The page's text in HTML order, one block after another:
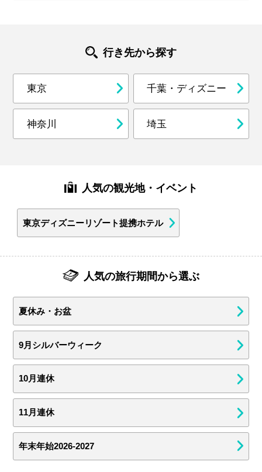
行き先から探す
東京 千葉・ディズニー
神奈川 埼玉
人気の観光地・イベント
東京ディズニーリゾート提携ホテル
人気の旅行期間から選ぶ
夏休み・お盆
9月シルバーウィーク
10月連休
11月連休
年末年始2026-2027